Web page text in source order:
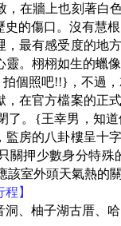
，在牆上也刻著白
的傷口。沒有慧
，最有感受度的地
靈。栩栩如生的
個照吧!!}，不過
，在官方檔案的正
了。{王幸男，知
房的八卦樓呈十
關押少數身分特
該室外頭天氣熱的
】
洞、柚子湖古厝